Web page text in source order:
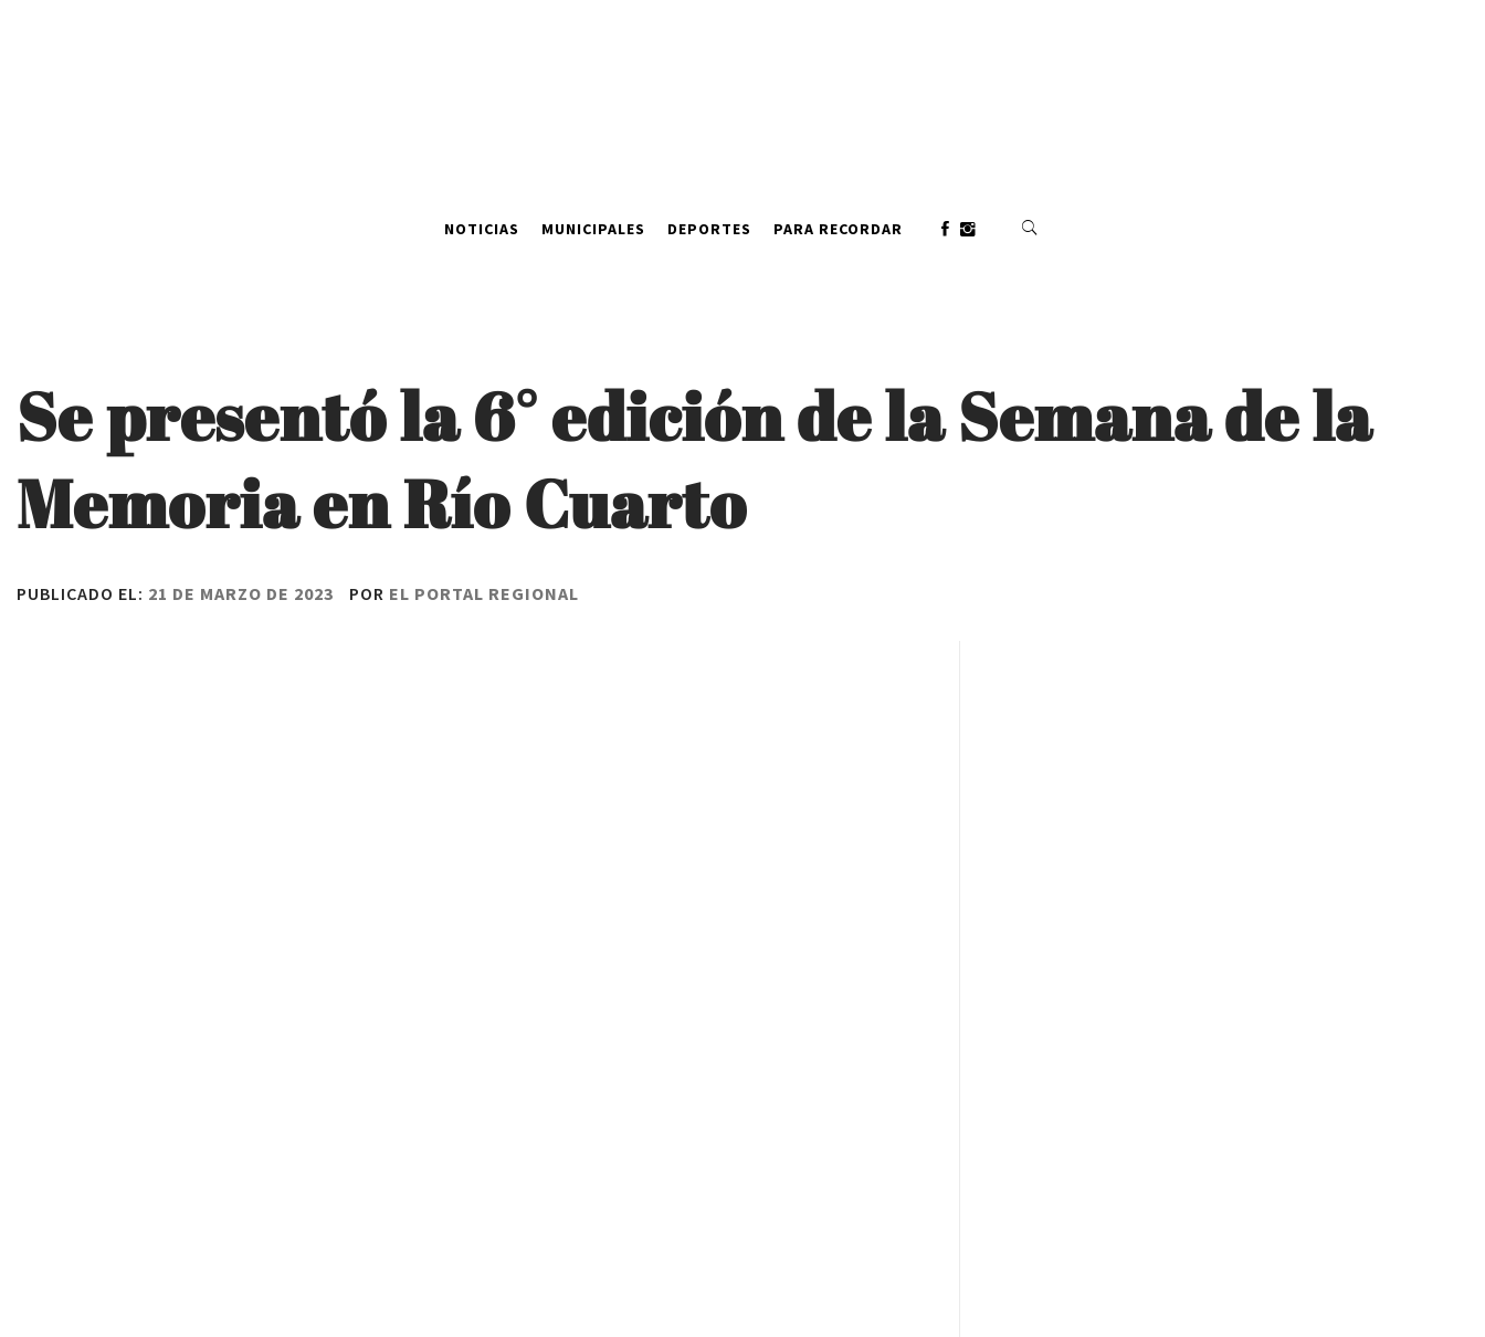
NOTICIAS MUNICIPALES DEPORTES PARA RECORDAR
Se presentó la 6° edición de la Semana de la
Memoria en Río Cuarto
PUBLICADO EL: 21 DE MARZO DE 2023 POR EL PORTAL REGIONAL